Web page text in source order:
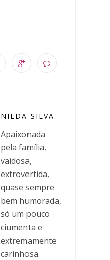
NILDA SILVA
Apaixonada
pela família,
vaidosa,
extrovertida,
quase sempre
bem humorada,
só um pouco
ciumenta e
extremamente
carinhosa.